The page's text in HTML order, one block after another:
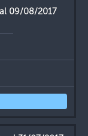
09/08/2017